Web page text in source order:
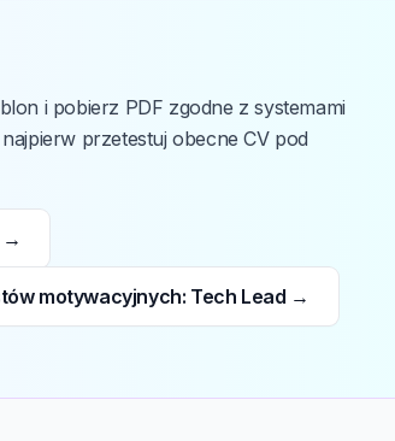
i pobierz PDF zgodne z systemami
przetestuj obecne CV pod
→
motywacyjnych: Tech Lead →